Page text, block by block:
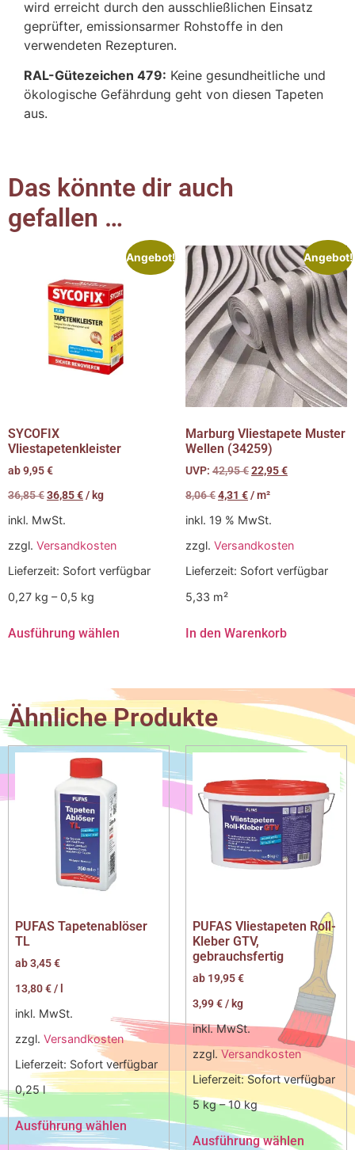
wird erreicht durch den ausschließlichen Einsatz
geprüfter, emissionsarmer Rohstoffe in den
verwendeten Rezepturen.
RAL-Gütezeichen 479: Keine gesundheitliche und
ökologische Gefährdung geht von diesen Tapeten
aus.
Das könnte dir auch
gefallen …
Angebot!
SYCOFIX
Vliestapetenkleister
ab9,95€
36,85€36,85€/ kg
inkl. MwSt.
zzgl. Versandkosten
Lieferzeit: Sofort verfügbar
0,27 kg – 0,5 kg
Ausführung wählen
Angebot!
Marburg Vliestapete Muster
Wellen (34259)
UVP: 42,95€22,95€
8,06€4,31 €/m²
inkl. 19 % MwSt.
zzgl. Versandkosten
Lieferzeit: Sofort verfügbar
5,33 m²
In den Warenkorb
Ähnliche Produkte
PUFAS Tapetenablöser
TL
ab3,45€
13,80€/
inkl. MwSt.
zzgl. Versandkosten
Lieferzeit: Sofort verfügbar
0,25l
Ausführung wählen
PUFAS Vliestapeten Roll-
Kleber GTV,
gebrauchsfertig
ab 19,95€
3,99€/ kg
inkl. MwSt.
zzgl. Versandkosten
Lieferzeit:Sofort verfügbar
5kg– 10kg
Ausführung wählen